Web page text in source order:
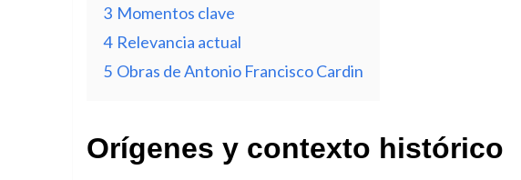
3 Momentos clave
4 Relevancia actual
5 Obras de Antonio Francisco Cardin
Orígenes y contexto histórico